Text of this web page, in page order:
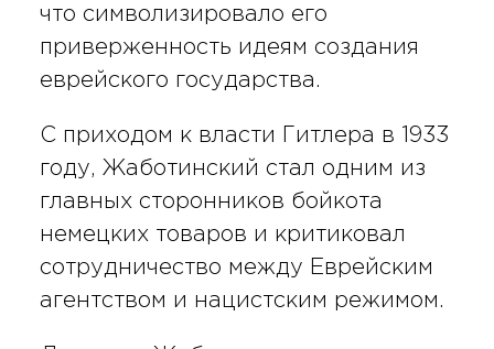
что символизировало его
приверженность идеям создания
еврейского государства.
С приходом к власти Гитлера в 1933
году, Жаботинский стал одним из
главных сторонников бойкота
немецких товаров и критиковал
сотрудничество между Еврейским
агентством и нацистским режимом.